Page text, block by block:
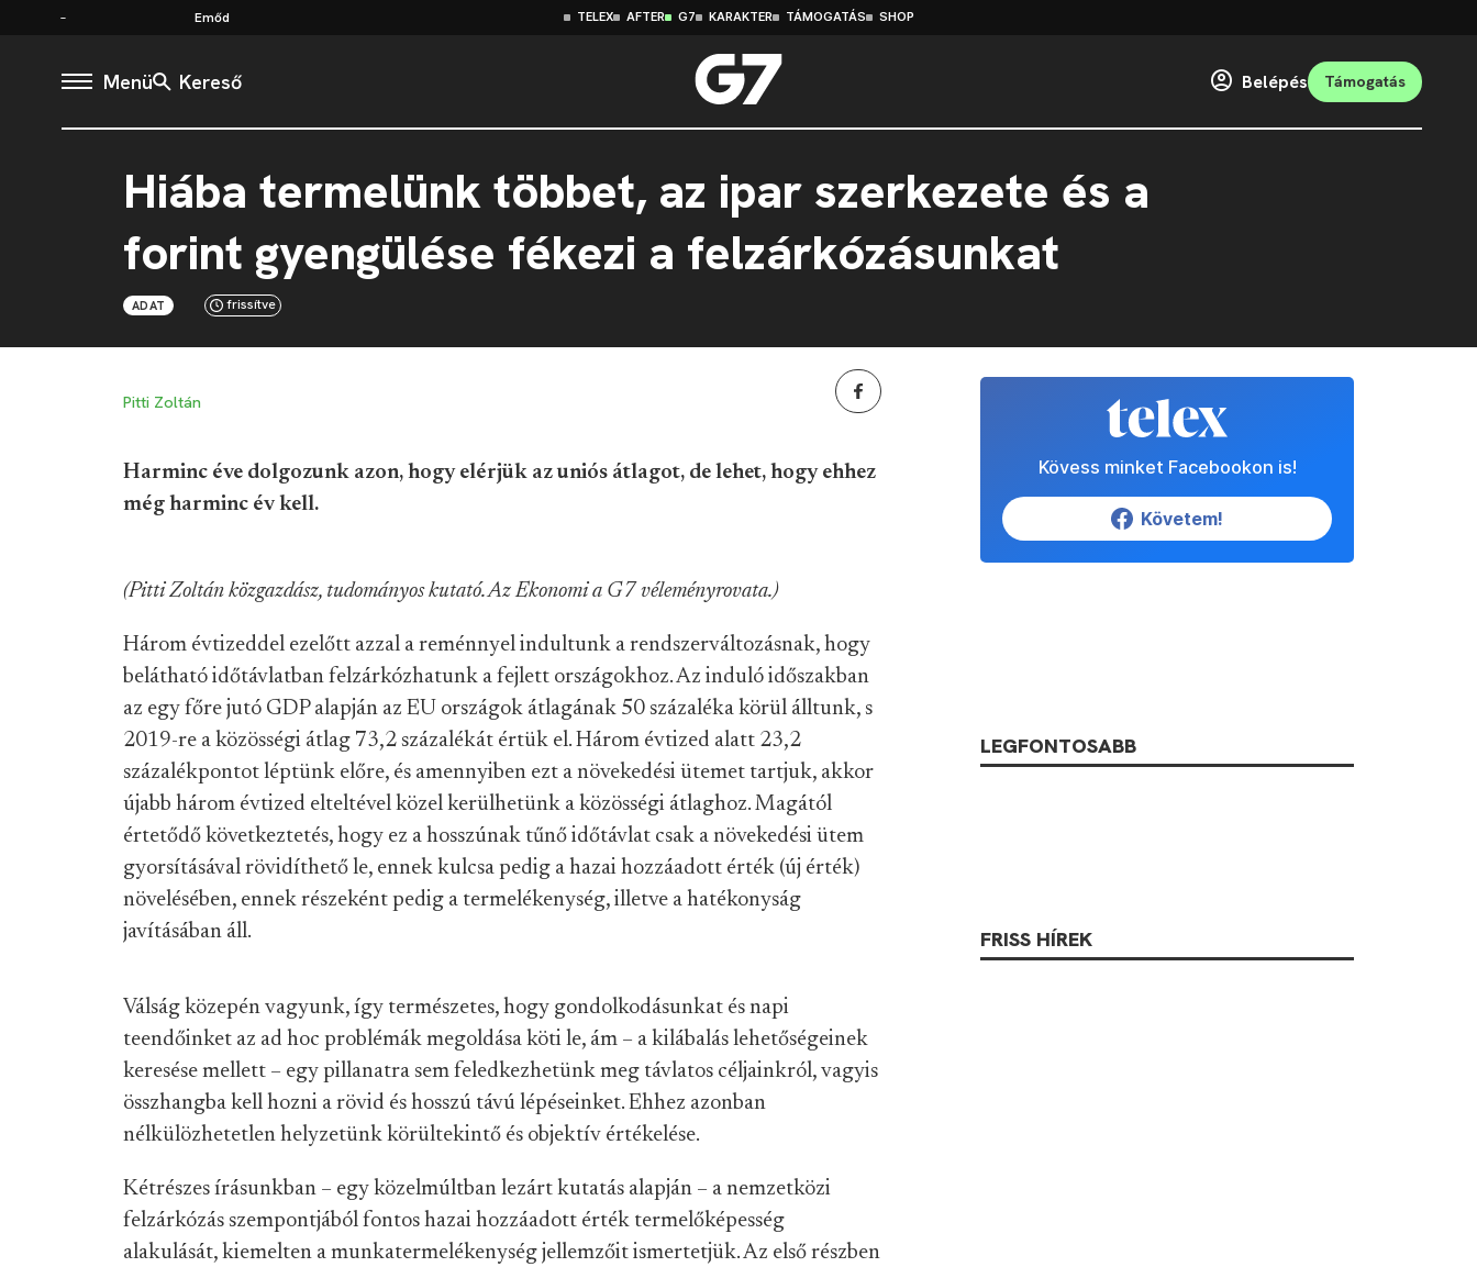
Emőd TELEX AFTER G7 KARAKTER TÁMOGATÁS SHOP
Menü Kereső Belépés Támogatás
Hiába termelünk többet, az ipar szerkezete és a
forint gyengülése fékezi a felzárkózásunkat
ADAT frissítve
Pitti Zoltán
Harminc éve dolgozunk azon, hogy elérjük az uniós átlagot, de lehet, hogy ehhez
még harminc év kell.
(Pitti Zoltán közgazdász, tudományos kutató. Az Ekonomi a G7 véleményrovata.)
Három évtizeddel ezelőtt azzal a reménnyel indultunk a rendszerváltozásnak, hogy
belátható időtávlatban felzárkózhatunk a fejlett országokhoz. Az induló időszakban
az egy főre jutó GDP alapján az EU országok átlagának 50 százaléka körül álltunk, s
2019-re a közösségi átlag 73,2 százalékát értük el. Három évtized alatt 23,2
százalékpontot léptünk előre, és amennyiben ezt a növekedési ütemet tartjuk, akkor
újabb három évtized elteltével közel kerülhetünk a közösségi átlaghoz. Magától
értetődő következtetés, hogy ez a hosszúnak tűnő időtávlat csak a növekedési ütem
gyorsításával rövidíthető le, ennek kulcsa pedig a hazai hozzáadott érték (új érték)
növelésében, ennek részeként pedig a termelékenység, illetve a hatékonyság
javításában áll.
Válság közepén vagyunk, így természetes, hogy gondolkodásunkat és napi
teendőinket az ad hoc problémák megoldása köti le, ám – a kilábalás lehetőségeinek
keresése mellett – egy pillanatra sem feledkezhetünk meg távlatos céljainkról, vagyis
összhangba kell hozni a rövid és hosszú távú lépéseinket. Ehhez azonban
nélkülözhetetlen helyzetünk körültekintő és objektív értékelése.
Kétrészes írásunkban – egy közelmúltban lezárt kutatás alapján – a nemzetközi
felzárkózás szempontjából fontos hazai hozzáadott érték termelőképesség
alakulását, kiemelten a munkatermelékenység jellemzőit ismertetjük. Az első részben
Kövess minket Facebookon is!
Követem!
LEGFONTOSABB
FRISS HÍREK